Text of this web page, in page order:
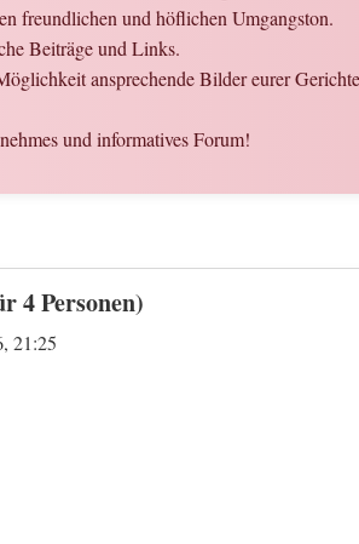
freundlichen und höflichen Umgangston.
Beiträge und Links.
ansprechende Bilder eurer
und informatives Forum!
4 Personen)
21:25